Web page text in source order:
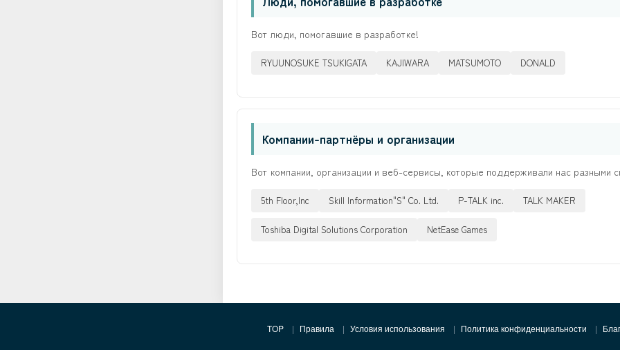
Вот люди, помогавшие в разработке!
RYUUNOSUKE TSUKIGATA KAJIWARA MATSUMOTO DONALD
Компании-партнёры и организации
Вот компании, организации и веб-сервисы, которые поддерживали нас разными
5th Floor,Inc Skill Information"S" Co. Ltd. P-TALK inc. TALK MAKER
Toshiba Digital Solutions Corporation NetEase Games
TOP Правила Условия использования Политика конфиденциальности